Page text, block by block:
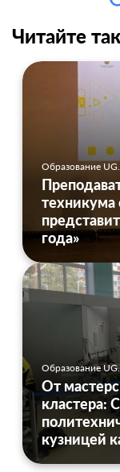
Читайте
Образование
техникума
года»
Образование
От
кластера:
кузницей